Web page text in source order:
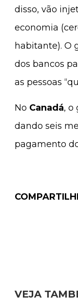
disso, vão
economia
habitante). O
dos bancos
as pessoas
No Canadá, o
dando seis
pagamento
VEJA